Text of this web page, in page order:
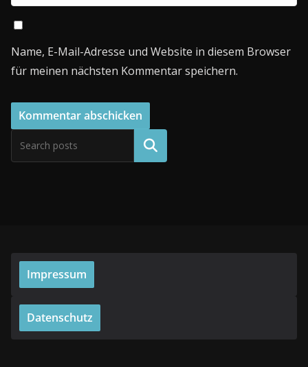
Name, E-Mail-Adresse und Website in diesem Browser
für meinen nächsten Kommentar speichern.
Suchen
Impressum
Datenschutz